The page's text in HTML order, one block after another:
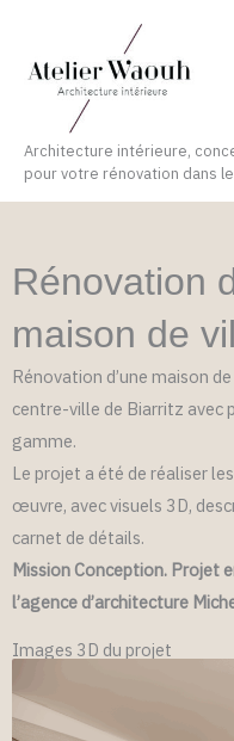
contenu
Architecture intérieure,
pour votre rénovation dans le
Rénovation
maison de
Rénovation d’une maison
centre-ville de Biarritz avec
gamme.
Le projet a été de réaliser
œuvre, avec visuels 3D,
carnet de détails.
Mission Conception. Projet
l’agence d’architecture
Images 3D du projet